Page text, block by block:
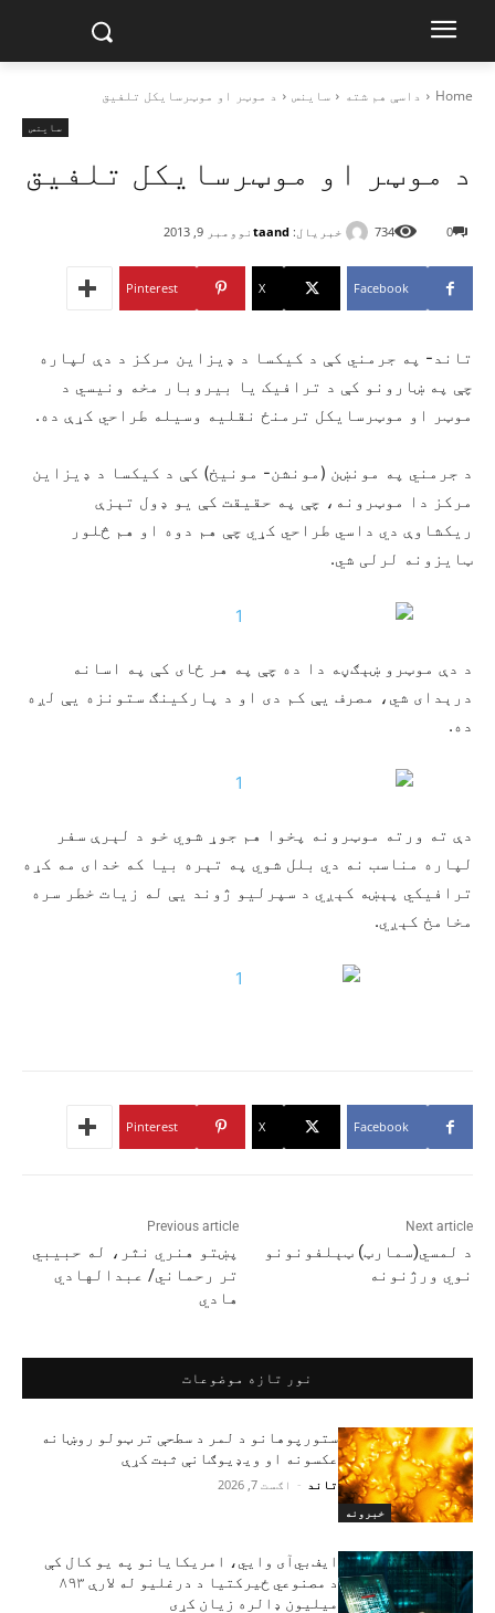
Home داسې هم شته ساینس د موټر او موټرسایکل تلفیق
ساینس
د موټر او موټرسایکل تلفیق
خبریال: taand نوومبر 9, 2013 0
734
Facebook
X
Pinterest
تاند- په جرمني کې د کیکسا د ډیزاین مرکز د دې لپاره
چې په ښارونو کې د ترافیک یا بیروبار مخه ونیسي د
موټر او موټرسایکل ترمنځ نقلیه وسیله طراحي کړې ده.
د جرمني په مونښن (مونشن- مونیخ) کې د کیکسا د ډیزاین
مرکز دا موټرونه، چې په حقیقت کې یو ډول تېزې
ریکشاوې دي داسي طراحي کړي چې هم دوه او هم څلور
ټایزونه لرلی شي.
د دې موټرو ښېګڼه دا ده چې په هر ځای کې په اسانه
درېدای شي، مصرف یې کم دی او د پارکینګ ستونزه یې لږه
ده.
دې ته ورته موټرونه پخوا هم جوړ شوي خو د لېرې سفر
لپاره مناسب نه دي بلل شوي په تېره بیا که خدای مه کړه
ترافیکي پېښه کېږي د سپرلیو ژوند یې له زیات خطر سره
مخامخ کېږي.
Facebook
X
Pinterest
Previous article
پښتو هنري نثر، له حبیبي
تر رحماني/ عبدالهادي
هادي
Next article
د لمسي(سمارټ) ټېلفونونو
نوي ورژنونه
نور تازه موضوعات
خبرونه
ستورپوهانو د لمر د سطحې تر ټولو روښانه
عکسونه او ویډیوګانې ثبت کړې
تاند - اګست 7, 2026
ایف‌بي‌آی وايي، امریکایانو په یو کال کې
د مصنوعي ځیرکتیا د درغلیو له لارې ۸۹۳
میلیون ډالره زیان کړی